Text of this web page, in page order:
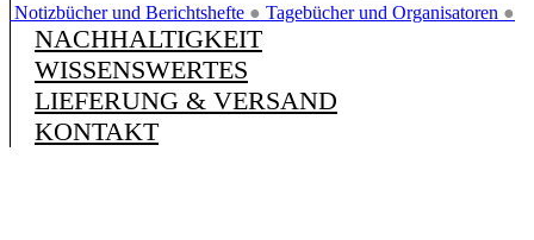
Notizbücher und Berichtshefte ● Tagebücher und Organisatoren ●
NACHHALTIGKEIT
WISSENSWERTES
LIEFERUNG & VERSAND
KONTAKT